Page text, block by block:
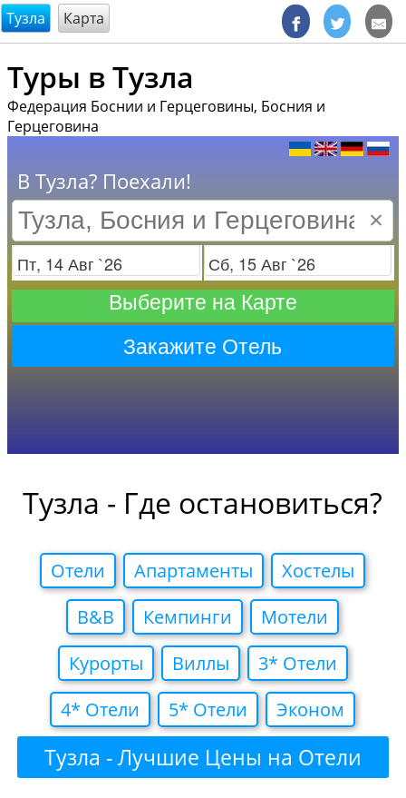
@endsectiom
Тузла Карта
Туры в Тузла
Федерация Боснии и Герцеговины, Босния и
Герцеговина
В Тузла? Поехали!
×
Заезд Отъезд
Выберите на Карте
Закажите Отель
Тузла - Где остановиться?
Отели Апартаменты
Хостелы
B&B
Кемпинги
Мотели
Курорты
Виллы
3* Отели
4* Отели
5* Отели Эконом
Тузла - Лучшие Цены на Отели